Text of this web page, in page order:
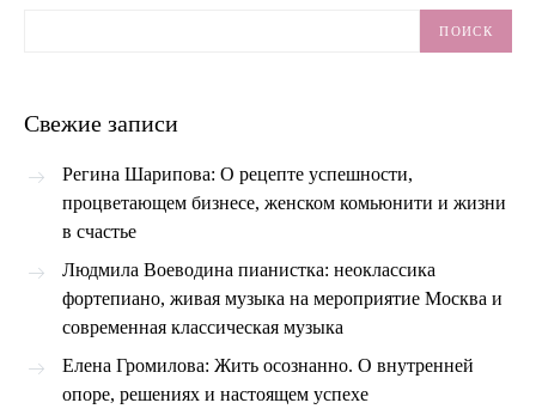
ПОИСК
Свежие записи
Регина Шарипова: О рецепте успешности,
процветающем бизнесе, женском комьюнити и жизни
в счастье
Людмила Воеводина пианистка: неоклассика
фортепиано, живая музыка на мероприятие Москва и
современная классическая музыка
Елена Громилова: Жить осознанно. О внутренней
опоре, решениях и настоящем успехе